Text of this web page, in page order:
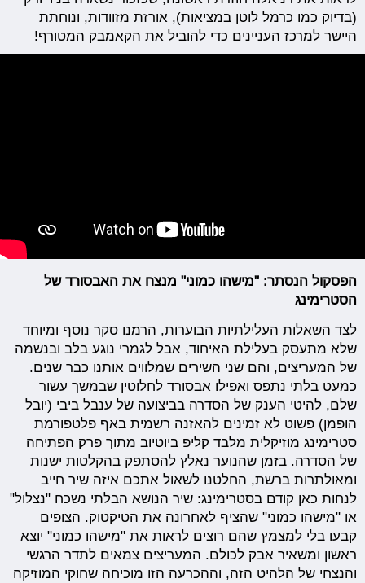
(בדיוק כמו כרמל לוטן במציאות), אורזת מזוודות, ונוחתת
היישר למרכז העניינים כדי להוביל את הקאמבק המטורף!
הפסקול הנסתר: "מישהו כמוני" מנצח את האבסורד של
הסטרימינג
לצד השאלות העלילתיות הבוערות, הרמנו סקר נוסף ומיוחד
שלא מתעסק בעלילת האיחוד, אבל לגמרי נוגע בלב ובנשמה
של המעריצים, והם שני השירים שמלווים אותנו כבר שנים.
כמעט בלתי נתפס ואפילו אבסורד לחלוטין שבמשך עשור
שלם, להיטי הענק של הסדרה בביצועה של ענבל ביבי (יובל
הופמן) פשוט לא זמינים להאזנה רשמית באף פלטפורמת
סטרימינג מוזיקלית מלבד קליפ ביוטיוב מתוך פרק הפתיחה
של הסדרה. בזמן שהנוער נאלץ להסתפק בהקלטות ישנות
ומאולתרות ברשת, החלטנו לשאול אתכם איזה שיר חייב
לנחות כאן קודם בסטרימינג: שיר הנושא הבלתי נשכח "נצלול"
או "מישהו כמוני" שהציף לאחרונה את הטיקטוק. הצופים
קבעו בלי למצמץ שהם רוצים לראות את "מישהו כמוני" יוצא
ראשון ומשאיר אבק לכולם. המעריצים צמאים לתדר הרגשי
והנצחי של הלהיט הזה, וההכרעה הזו מוכיחה שחוקי המוזיקה